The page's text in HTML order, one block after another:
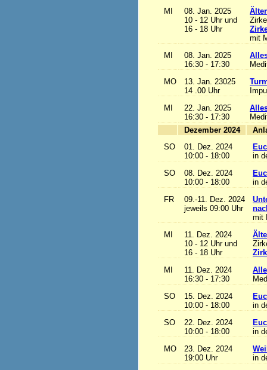
MI
08. Jan. 2025
10 - 12 Uhr und
16 - 18 Uhr
mit
MI
08. Jan. 2025
16:30 - 17:30
MO
13. Jan. 23025
14 .00 Uhr
MI
22. Jan. 2025
16:30 - 17:30
Dezember 2024
SO
01. Dez. 2024
10:00 - 18:00
in
SO
08. Dez. 2024
10:00 - 18:00
in
FR
09.-11. Dez. 2024
jeweils 09:00 Uhr
mit
MI
11. Dez. 2024
10 - 12 Uhr und
16 - 18 Uhr
MI
11. Dez. 2024
16:30 - 17:30
SO
15. Dez. 2024
10:00 - 18:00
in
SO
22. Dez. 2024
10:00 - 18:00
in
MO
23. Dez. 2024
19:00 Uhr
in